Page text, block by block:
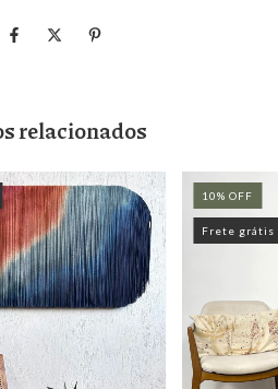
relacionados
10%OFF
Frete grátis